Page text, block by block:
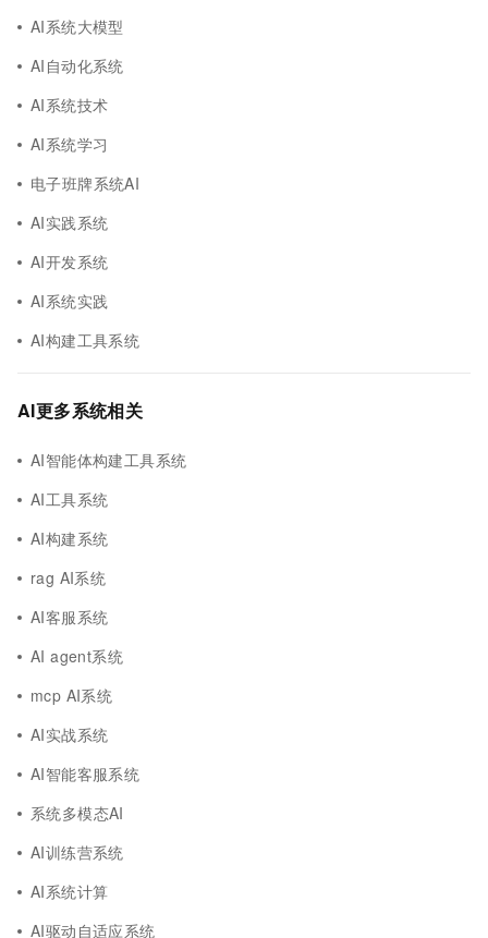
AI系统大模型
AI自动化系统
AI系统技术
AI系统学习
电子班牌系统AI
AI实践系统
AI开发系统
AI系统实践
AI构建工具系统
AI更多系统相关
AI智能体构建工具系统
AI工具系统
AI构建系统
rag AI系统
AI客服系统
AI agent系统
mcp AI系统
AI实战系统
AI智能客服系统
系统多模态AI
AI训练营系统
AI系统计算
AI驱动自适应系统